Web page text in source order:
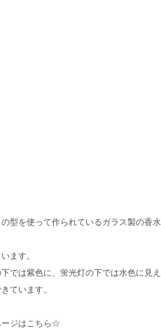
型を使って作られているガラス製の香水
ます。
では紫色に、蛍光灯の下では水色に見え
ています。
ージはこちら☆